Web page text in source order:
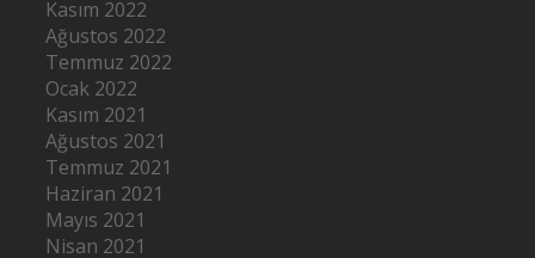
Kasım 2022
Ağustos 2022
Temmuz 2022
Ocak 2022
Kasım 2021
Ağustos 2021
Temmuz 2021
Haziran 2021
Mayıs 2021
Nisan 2021